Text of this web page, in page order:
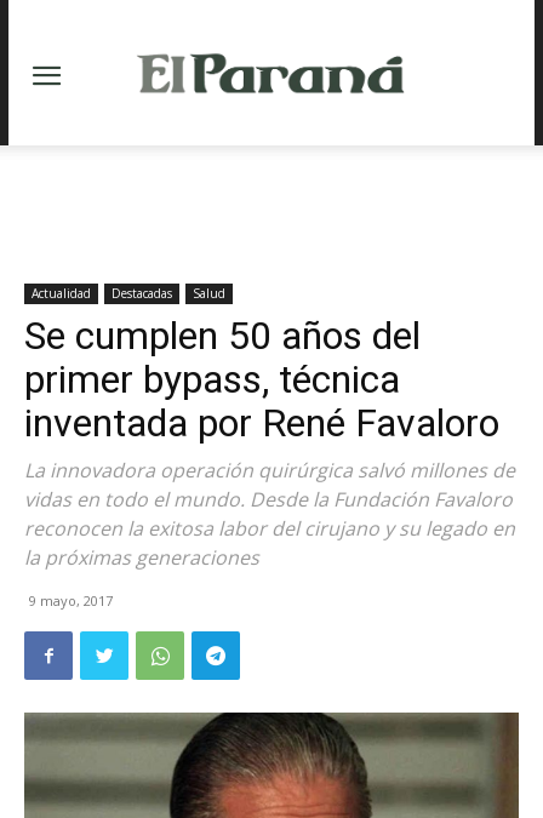
Actualidad Destacadas Salud
Se cumplen 50 años del
primer bypass, técnica
inventada por René Favaloro
La innovadora operación quirúrgica salvó millones de
vidas en todo el mundo. Desde la Fundación Favaloro
reconocen la exitosa labor del cirujano y su legado en
la próximas generaciones
9 mayo, 2017